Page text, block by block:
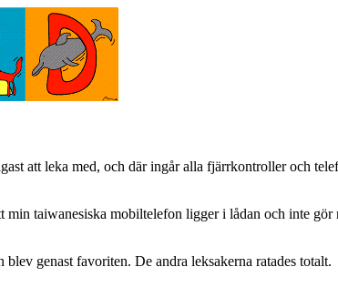
att leka med, och där ingår alla fjärrkontroller och
taiwanesiska mobiltelefon ligger i lådan och inte
genast favoriten. De andra leksakerna ratades totalt.